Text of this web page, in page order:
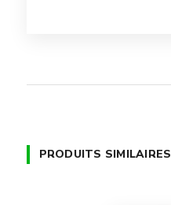
PRODUITS SIMILAIRES